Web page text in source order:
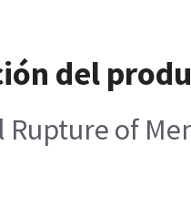
del
Rupture of